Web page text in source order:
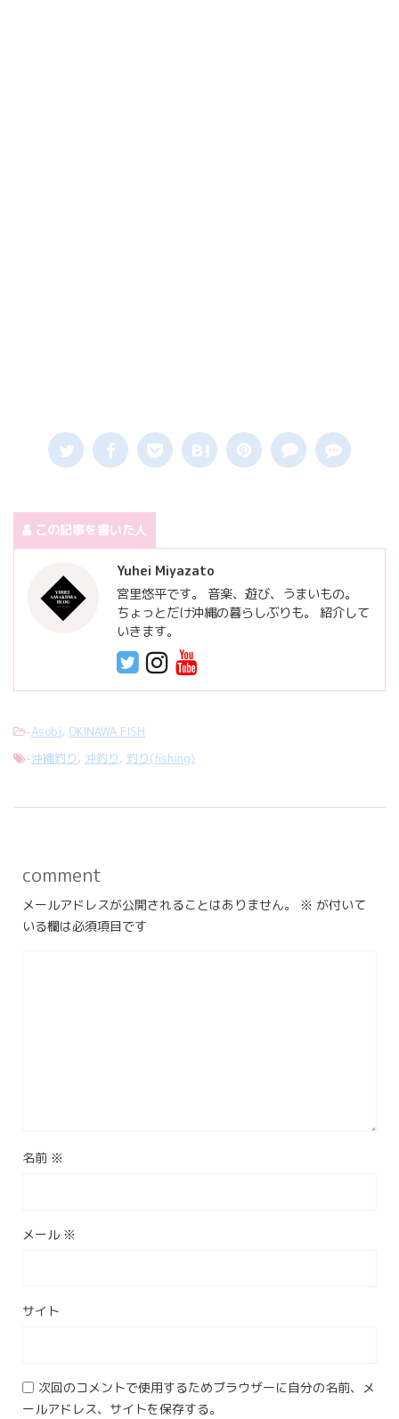
この記事を書いた人
Yuhei Miyazato
宮里悠平です。 音楽、遊び、うまいもの。
ちょっとだけ沖縄の暮らしぶりも。 紹介して
いきます。
-Asobi, OKINAWA FISH
-沖縄釣り, 沖釣り, 釣り(fishing)
comment
メールアドレスが公開されることはありません。 ※ が付いて
いる欄は必須項目です
名前 ※
メール ※
サイト
次回のコメントで使用するためブラウザーに自分の名前、メ
ールアドレス、サイトを保存する。